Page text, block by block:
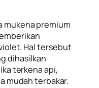
mukena premium
Hal tersebut
dihasilkan
terkena api,
mudah terbakar.